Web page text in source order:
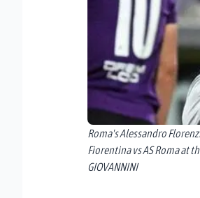
Roma's Alessandro
Fiorentina vs AS Roma at
GIOVANNINI